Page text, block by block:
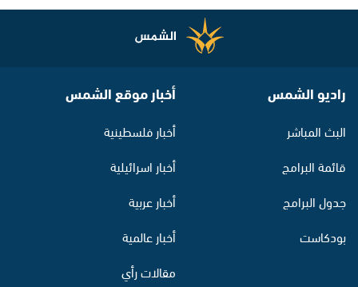
راديو الشمس
البث المباشر
قائمة البرامج
جدول البرامج
بودكاست
أخبار موقع الشمس
أخبار فلسطينية
أخبار اسرائيلية
أخبار عربية
أخبار عالمية
مقالات رأي